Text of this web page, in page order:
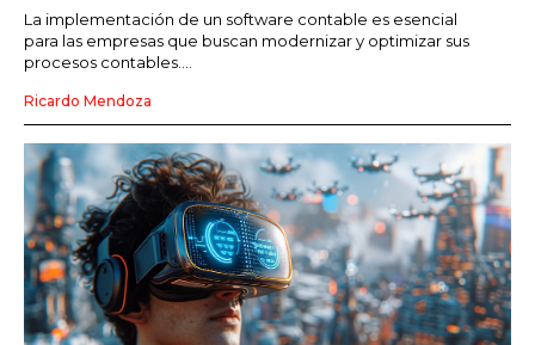
La implementación de un software contable es esencial
para las empresas que buscan modernizar y optimizar sus
procesos contables....
Ricardo Mendoza